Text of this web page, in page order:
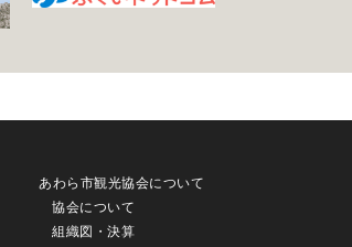
あわら市観光協会について
協会について
組織図・決算